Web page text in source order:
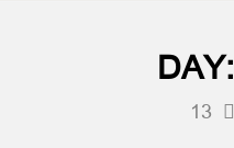
DAY:
13